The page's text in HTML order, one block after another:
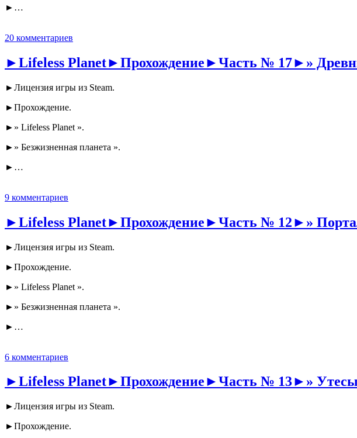
►…
20 комментариев
►Lifeless Planet►Прохождение►Часть № 17►»
►Лицензия игры из Steam.
►Прохождение.
►» Lifeless Planet ».
►» Безжизненная планета ».
►…
9 комментариев
►Lifeless Planet►Прохождение►Часть № 12►»
►Лицензия игры из Steam.
►Прохождение.
►» Lifeless Planet ».
►» Безжизненная планета ».
►…
6 комментариев
►Lifeless Planet►Прохождение►Часть № 13►»
►Лицензия игры из Steam.
►Прохождение.